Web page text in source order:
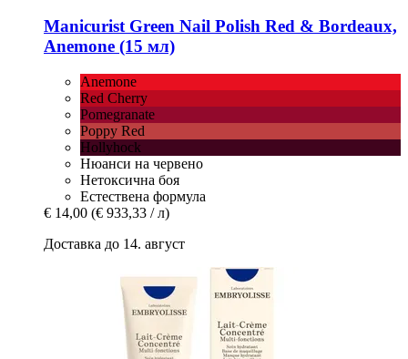
Manicurist Green Nail Polish Red & Bordeaux,
Anemone (15 мл)
Anemone
Red Cherry
Pomegranate
Poppy Red
Hollyhock
Нюанси на червено
Нетоксична боя
Естествена формула
€ 14,00 (€ 933,33 / л)
Доставка до 14. август